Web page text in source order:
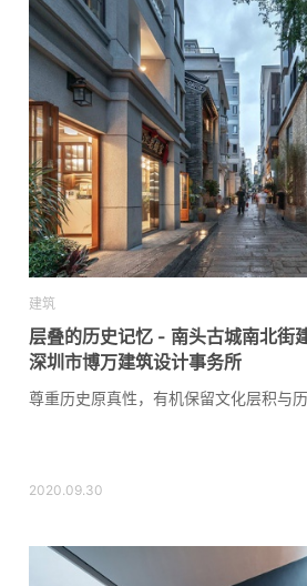
建筑
层叠的历史记忆 - 南头古城南北街
深圳市博万建筑设计事务所
尊重历史原真性，有机保留文化层积与
2020.09.30